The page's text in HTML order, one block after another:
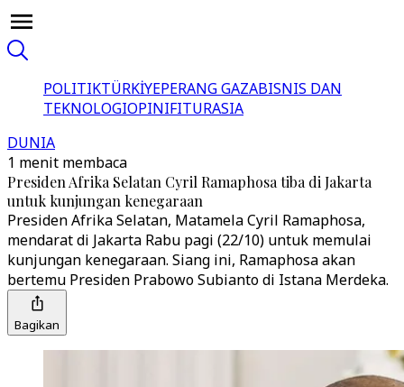
POLITIKTÜRKİYEPERANG GAZABISNIS DAN
TEKNOLOGIOPINIFITURASIA
DUNIA
1 menit membaca
Presiden Afrika Selatan Cyril Ramaphosa tiba di Jakarta
untuk kunjungan kenegaraan
Presiden Afrika Selatan, Matamela Cyril Ramaphosa,
mendarat di Jakarta Rabu pagi (22/10) untuk memulai
kunjungan kenegaraan. Siang ini, Ramaphosa akan
bertemu Presiden Prabowo Subianto di Istana Merdeka.
Bagikan